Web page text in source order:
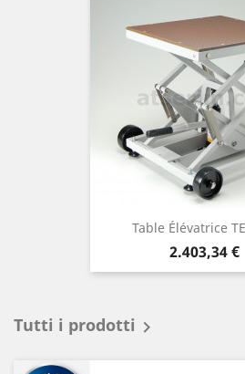
Table Élévatrice
Prezzo
2.403,34 €
Tutti i prodotti 